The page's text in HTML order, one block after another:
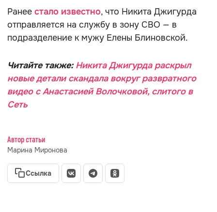
Ранее стало известно, что Никита Джигурда
отправляется на службу в зону СВО — в
подразделение к мужу Елены Блиновской.
Читайте также: Никита Джигурда раскрыл
новые детали скандала вокруг развратного
видео с Анастасией Волочковой, слитого в
Сеть
Автор статьи
Марина Миронова
Ссылка